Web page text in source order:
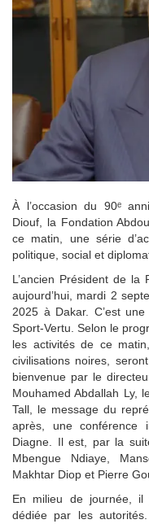
À l’occasion du 90ᵉ
Diouf, la Fondation
ce matin, une série
politique, social et
L’ancien Président de la
aujourd’hui, mardi 2
2025 à Dakar. C’est
Sport-Vertu. Selon le
les activités de ce
civilisations noires,
bienvenue par le
Mouhamed Abdallah Ly,
Tall, le message du
après, une conférence
Diagne. Il est, par la
Mbengue Ndiaye,
Makhtar Diop et Pierre
En milieu de journée, il
dédiée par les